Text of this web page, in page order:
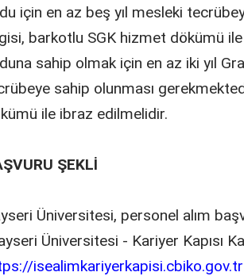
için en az beş yıl mesleki
barkotlu SGK hizmet dökümü
sahip olmak için en az iki yıl
sahip olunması
ile ibraz edilmelidir.
ŞEKLİ
Üniversitesi, personel alım
Üniversitesi - Kariyer Kapısı
isealimkariyerkapisi.cbiko.gov.tr